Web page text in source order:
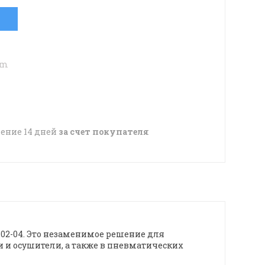
14 дней за счет покупателя
04. Это незаменимое решение для
и осушители, а также в пневматических